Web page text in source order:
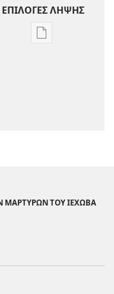
ΕΠΙΛΟΓΕΣ ΛΗΨΗΣ
Επιλογές
ΜΑΡΤΥΡΩΝ ΤΟΥ ΙΕΧΩΒΑ